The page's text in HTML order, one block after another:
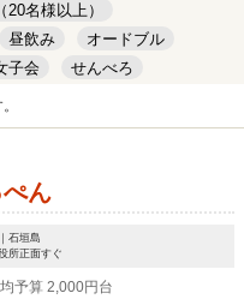
20名様以上）
昼飲み
オードブル
子会
せんべろ
ん
石垣島
所正面すぐ
予算 2,000円台